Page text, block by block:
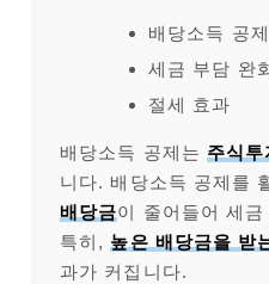
배당소득 공제
세금 부담 완
절세 효과
배당소득 공제는 주식투
니다. 배당소득 공제를
배당금이 줄어들어 세
특히, 높은 배당금을 받
과가 커집니다.